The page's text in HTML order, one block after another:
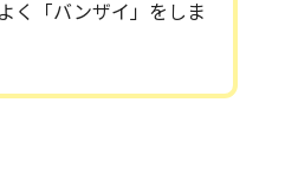
く「バンザイ」をしま